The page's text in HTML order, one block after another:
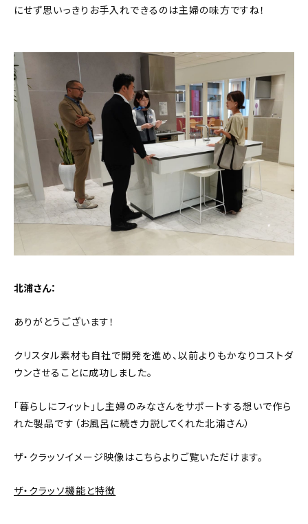
にせず思いっきりお手入れできるのは主婦の味方ですね！
北浦さん：
ありがとうございます！
クリスタル素材も自社で開発を進め、以前よりもかなりコストダ
ウンさせることに成功しました。
「暮らしにフィット」し主婦のみなさんをサポートする想いで作ら
れた製品です（お風呂に続き力説してくれた北浦さん）
ザ・クラッソイメージ映像はこちらよりご覧いただけます。
ザ・クラッソ機能と特徴